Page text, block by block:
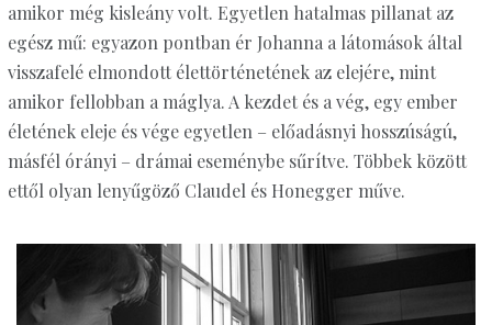
amikor még kisleány volt. Egyetlen hatalmas pillanat az
egész mű: egyazon pontban ér Johanna a látomások által
visszafelé elmondott élettörténetének az elejére, mint
amikor fellobban a máglya. A kezdet és a vég, egy ember
életének eleje és vége egyetlen – előadásnyi hosszúságú,
másfél órányi – drámai eseménybe sűrítve. Többek között
ettől olyan lenyűgöző Claudel és Honegger műve.